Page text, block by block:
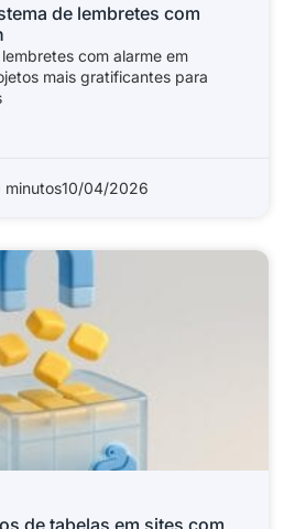
de lembretes com
com alarme em
mais gratificantes para
minutos10/04/2026
de tabelas em sites com